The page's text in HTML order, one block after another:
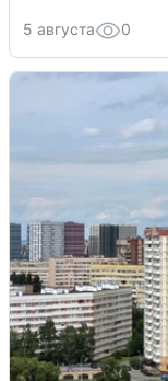
5 августа 0